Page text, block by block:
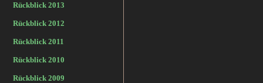
Rückblick 2013
Rückblick 2012
Rückblick 2011
Rückblick 2010
Rückblick 2009